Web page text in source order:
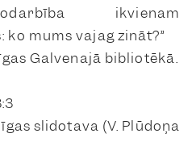
ikvienam
mums vajag zināt?”
Galvenajā bibliotēkā.
slidotava (V. Plūdoņa